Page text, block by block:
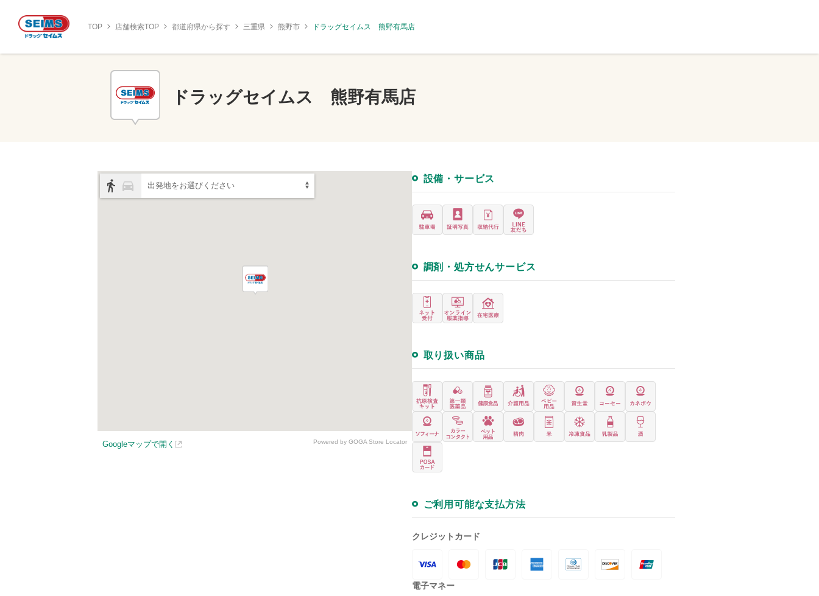
TOP 店舗検索TOP 都道府県から探す 三重県 熊野市 ドラッグセイムス 熊野有馬店
ドラッグセイムス 熊野有馬店
出発地をお選びください
Googleマップで開く Powered by GOGA Store Locator
設備・サービス
調剤・処方せんサービス
取り扱い商品
ご利用可能な支払方法
クレジットカード
電子マネー